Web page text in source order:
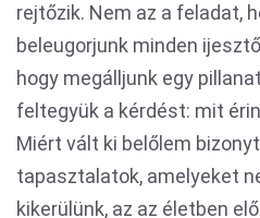
rejtőzik. Nem az a feladat,
beleugorjunk minden
hogy megálljunk egy
feltegyük a kérdést: mit
Miért vált ki belőlem
tapasztalatok, amelyeket
kikerülünk, az az életben